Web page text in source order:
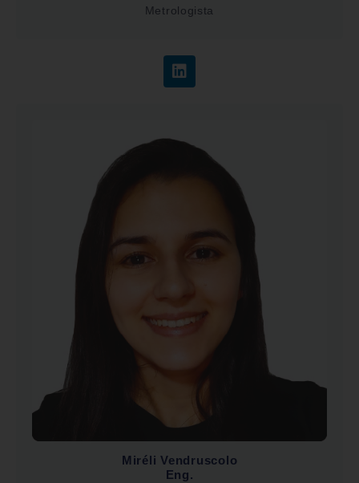
Metrologista
Miréli Vendruscolo
Eng.